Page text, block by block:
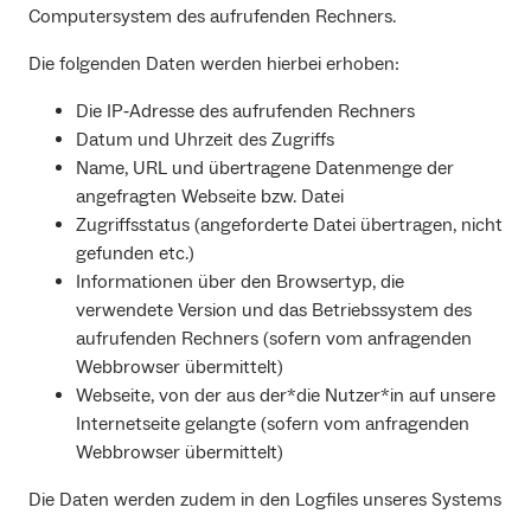
Computersystem des aufrufenden Rechners.
Die folgenden Daten werden hierbei erhoben:
Die IP‐Adresse des aufrufenden Rechners
Datum und Uhrzeit des Zugriffs
Name, URL und übertragene Datenmenge der
angefragten Webseite bzw. Datei
Zugriffsstatus (angeforderte Datei übertragen, nicht
gefunden etc.)
Informationen über den Browsertyp, die
verwendete Version und das Betriebssystem des
aufrufenden Rechners (sofern vom anfragenden
Webbrowser übermittelt)
Webseite, von der aus der*die Nutzer*in auf unsere
Internetseite gelangte (sofern vom anfragenden
Webbrowser übermittelt)
Die Daten werden zudem in den Logfiles unseres Systems